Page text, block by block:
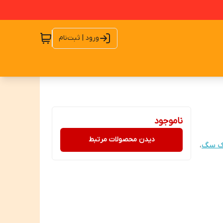
ورود | ثبت‌نام
سگ،
ناموجود
دیدن محصولات مرتبط